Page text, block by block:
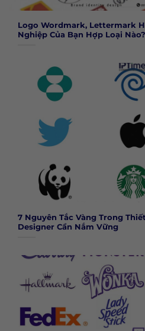
Logo Wordmark, Lettermark
Nghiệp Của Bạn Hợp Loại Nào?
7 Nguyên Tắc Vàng Trong
Designer Cần Nắm Vững